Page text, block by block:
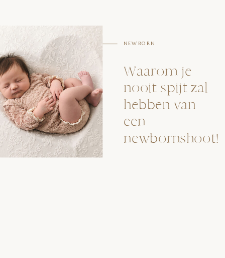
Waarom je
nooit spijt zal
hebben van
een
newbornshoot!
NEWBORN